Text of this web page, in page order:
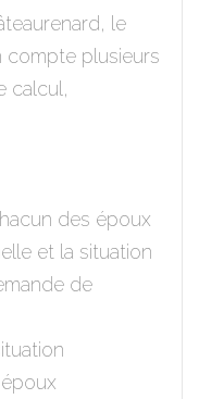
le
compte plusieurs
calcul,
des époux
et la situation
de